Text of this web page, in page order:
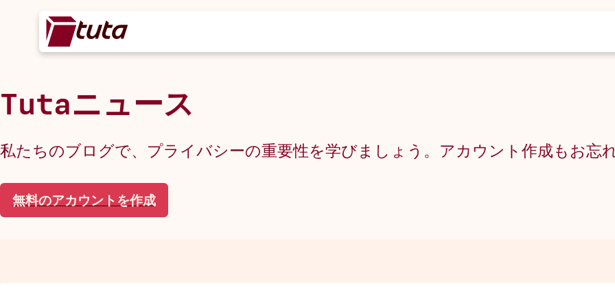
Tutaニュース
私たちのブログで、プライバシーの重要性を学びましょう。アカウント作成もお忘
無料のアカウントを作成